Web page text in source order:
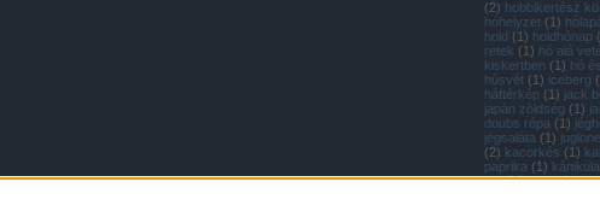
(2) hobbikertész
hóhelyzet (1)
hold (1) holdhónap (
retek (1) hó alá
kiskertben (1) hó
húsvét (1) iceberg (
háttérkép (1) jack
japán zöldség (1)
doubs répa (1)
jégsaláta (1) juglone
(2) kacorkés (1)
paprika (1) kánikula
kapálás (1)